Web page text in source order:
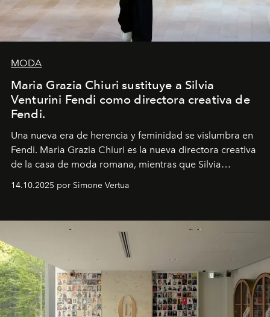
MODA
Maria Grazia Chiuri sustituye a Silvia
Venturini Fendi como directora creativa de
Fendi.
Una nueva era de herencia y feminidad se vislumbra en
Fendi. Maria Grazia Chiuri es la nueva directora creativa
de la casa de moda romana, mientras que Silvia
14.10.2025 por Simone Vertua